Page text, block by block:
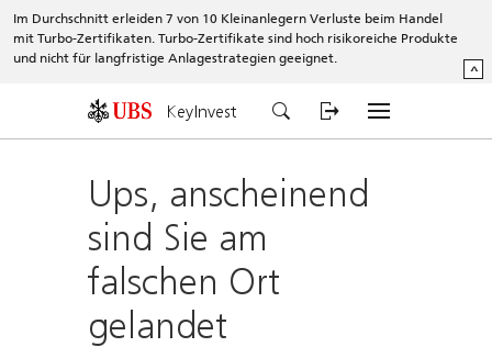
Im Durchschnitt erleiden 7 von 10 Kleinanlegern Verluste beim Handel
mit Turbo-Zertifikaten. Turbo-Zertifikate sind hoch risikoreiche Produkte
und nicht für langfristige Anlagestrategien geeignet.
^
KeyInvest
Ups, anscheinend
sind Sie am
falschen Ort
gelandet